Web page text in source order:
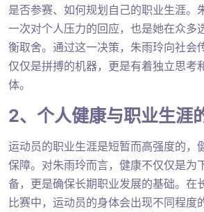
是否参赛、如何规划自己的职业生涯。
一次对个人压力的回应，也是她在众多
衡取舍。通过这一决策，朱雨玲向社会
仅仅是拼搏的机器，更是有着独立思考
体。
2、个人健康与职业生涯
运动员的职业生涯是短暂而高强度的，
保障。对朱雨玲而言，健康不仅仅是为
备，更是确保长期职业发展的基础。在
比赛中，运动员的身体会出现不同程度